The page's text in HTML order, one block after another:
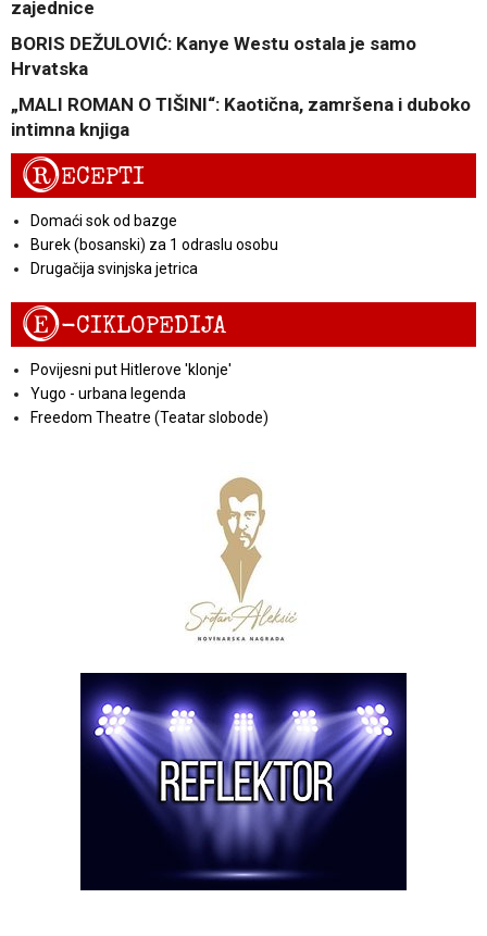
zajednice
BORIS DEŽULOVIĆ: Kanye Westu ostala je samo
Hrvatska
„MALI ROMAN O TIŠINI“: Kaotična, zamršena i duboko
intimna knjiga
RECEPTI
Domaći sok od bazge
Burek (bosanski) za 1 odraslu osobu
Drugačija svinjska jetrica
E-CIKLOPEDIJA
Povijesni put Hitlerove 'klonje'
Yugo - urbana legenda
Freedom Theatre (Teatar slobode)